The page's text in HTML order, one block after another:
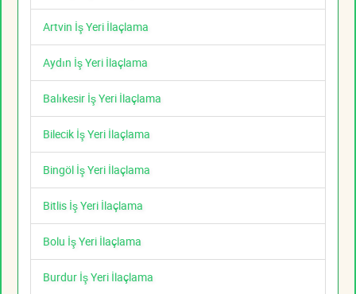
Artvin İş Yeri İlaçlama
Aydın İş Yeri İlaçlama
Balıkesir İş Yeri İlaçlama
Bilecik İş Yeri İlaçlama
Bingöl İş Yeri İlaçlama
Bitlis İş Yeri İlaçlama
Bolu İş Yeri İlaçlama
Burdur İş Yeri İlaçlama